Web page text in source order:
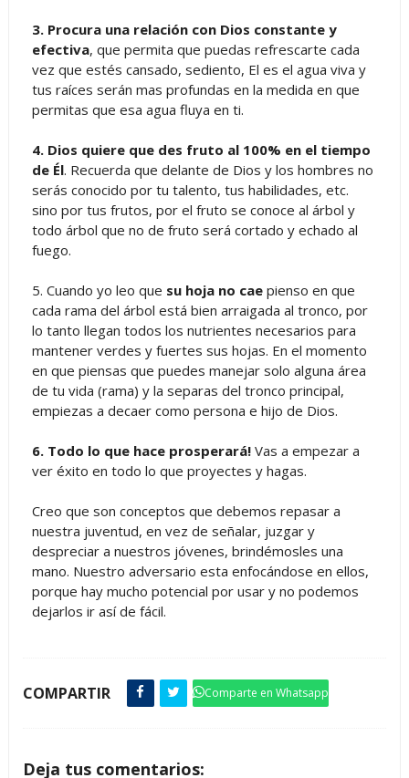
3. Procura una relación con Dios constante y
efectiva, que permita que puedas refrescarte cada
vez que estés cansado, sediento, El es el agua viva y
tus raíces serán mas profundas en la medida en que
permitas que esa agua fluya en ti.
4. Dios quiere que des fruto al 100% en el tiempo
de Él. Recuerda que delante de Dios y los hombres no
serás conocido por tu talento, tus habilidades, etc.
sino por tus frutos, por el fruto se conoce al árbol y
todo árbol que no de fruto será cortado y echado al
fuego.
5. Cuando yo leo que su hoja no caepienso en que
cada rama del árbol está bien arraigada al tronco, por
lo tanto llegan todos los nutrientes necesarios para
mantener verdes y fuertes sus hojas. En el momento
en que piensas que puedes manejar solo alguna área
de tu vida (rama) y la separas del tronco principal,
empiezas a decaer como persona e hijo de Dios.
6. Todo lo que hace prosperará! Vas a empezar a
ver éxito en todo lo que proyectes y hagas.
Creo que son conceptos que debemos repasar a
nuestra juventud, en vez de señalar, juzgar y
despreciar a nuestros jóvenes, brindémosles una
mano. Nuestro adversario esta enfocándose en ellos,
porque hay mucho potencial por usar y no podemos
dejarlos ir así de fácil.
COMPARTIR Comparte en Whatsapp
Deja tus comentarios: